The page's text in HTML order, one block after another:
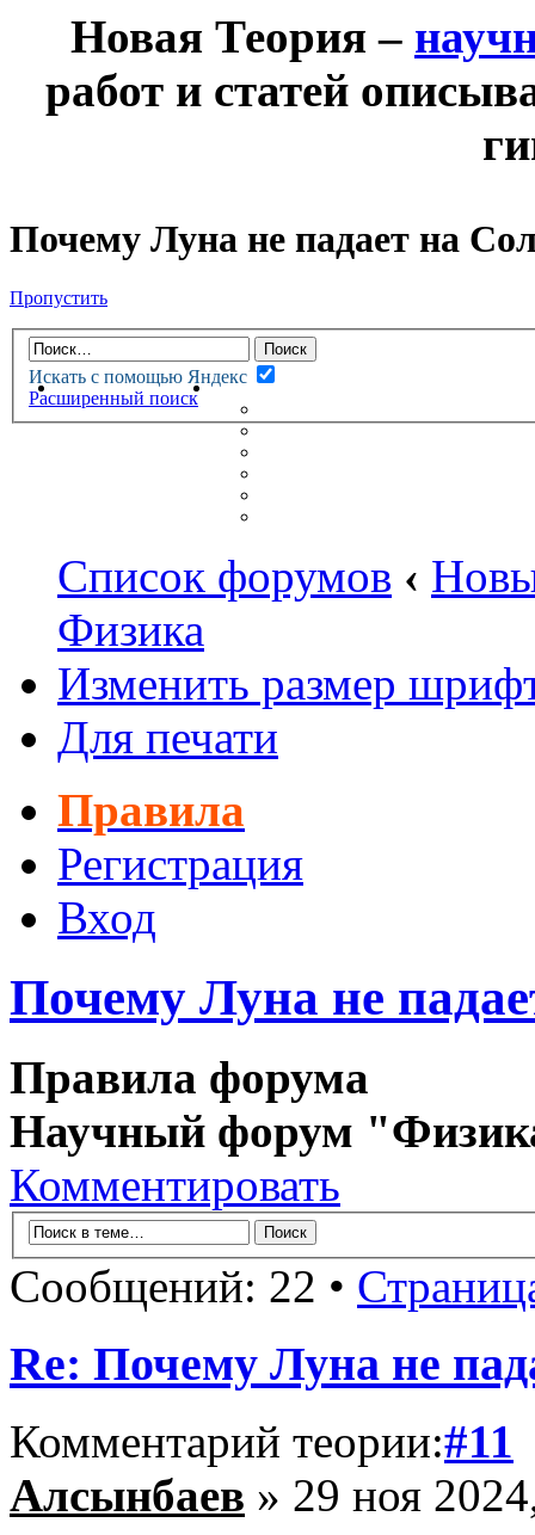
Новая Теория –
работ и статей
Почему Луна не падает на
Пропустить
Искать с помощью Яндекс
Расширенный поиск
НОВАЯ ТЕОРИЯФОРУМ
НЕПРОЧИТАННЫЕ
Список форумов ‹
Физика
Изменить размер
Для печати
Правила
Регистрация
Вход
Почему Луна не
Правила форума
Научный форум
Комментировать
Сообщений: 22 •
Re: Почему Луна не
Комментарий теории:#11
Алсынбаев » 29 ноя